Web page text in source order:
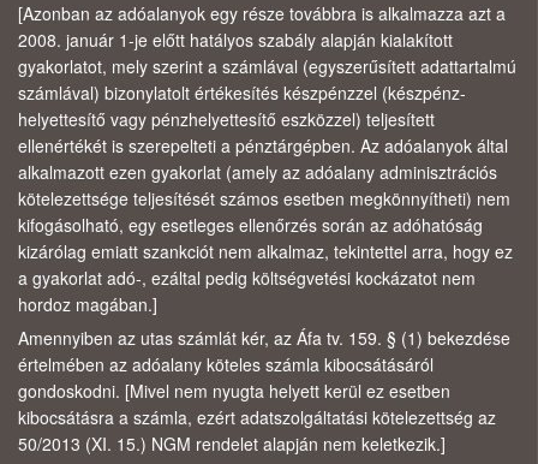
[Azonban az adóalanyok egy része továbbra is alkalmazza azt a
2008. január 1-je előtt hatályos szabály alapján kialakított
gyakorlatot, mely szerint a számlával (egyszerűsített adattartalmú
számlával) bizonylatolt értékesítés készpénzzel (készpénz-
helyettesítő vagy pénzhelyettesítő eszközzel) teljesített
ellenértékét is szerepelteti a pénztárgépben. Az adóalanyok által
alkalmazott ezen gyakorlat (amely az adóalany adminisztrációs
kötelezettsége teljesítését számos esetben megkönnyítheti) nem
kifogásolható, egy esetleges ellenőrzés során az adóhatóság
kizárólag emiatt szankciót nem alkalmaz, tekintettel arra, hogy ez
a gyakorlat adó-, ezáltal pedig költségvetési kockázatot nem
hordoz magában.]
Amennyiben az utas számlát kér, az Áfa tv. 159. § (1) bekezdése
értelmében az adóalany köteles számla kibocsátásáról
gondoskodni. [Mivel nem nyugta helyett kerül ez esetben
kibocsátásra a számla, ezért adatszolgáltatási kötelezettség az
50/2013 (XI. 15.) NGM rendelet alapján nem keletkezik.]